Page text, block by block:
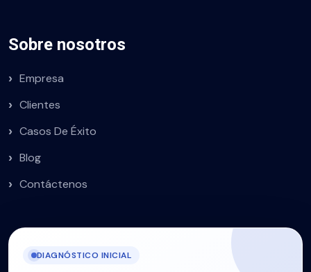
Sobre nosotros
Empresa
Clientes
Casos De Éxito
Blog
Contáctenos
DIAGNÓSTICO INICIAL